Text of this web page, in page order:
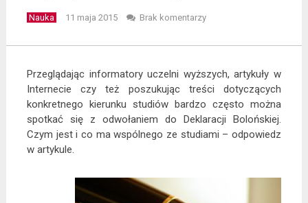
Nauka 11 maja 2015 Brak komentarzy
Przeglądając informatory uczelni wyższych, artykuły w
Internecie czy też poszukując treści dotyczących
konkretnego kierunku studiów bardzo często można
spotkać się z odwołaniem do Deklaracji Bolońskiej.
Czym jest i co ma wspólnego ze studiami – odpowiedz
w artykule.